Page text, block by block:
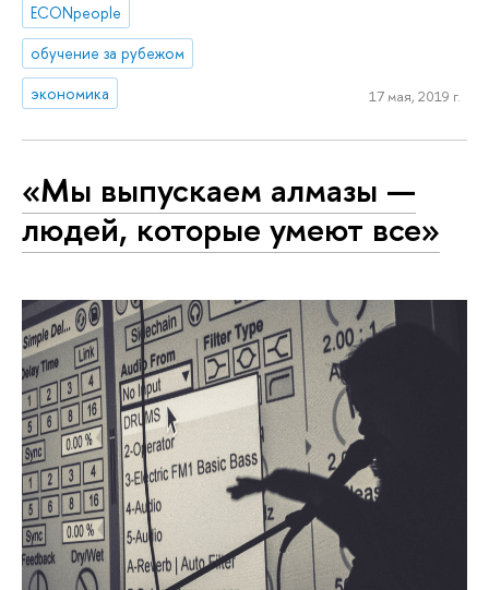
ECONpeople
обучение за рубежом
экономика
17 мая, 2019 г.
«Мы выпускаем алмазы —
людей, которые умеют все»